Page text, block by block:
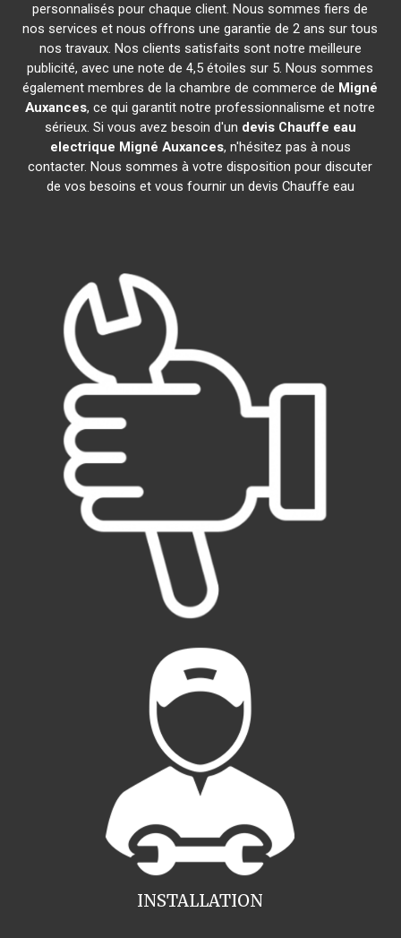
personnalisés pour chaque client. Nous sommes fiers de
nos services et nous offrons une garantie de 2 ans sur tous
nos travaux. Nos clients satisfaits sont notre meilleure
publicité, avec une note de 4,5 étoiles sur 5. Nous sommes
également membres de la chambre de commerce de Migné
Auxances, ce qui garantit notre professionnalisme et notre
sérieux. Si vous avez besoin d'un devis Chauffe eau
electrique Migné Auxances, n'hésitez pas à nous
contacter. Nous sommes à votre disposition pour discuter
de vos besoins et vous fournir un devis Chauffe eau
INSTALLATION